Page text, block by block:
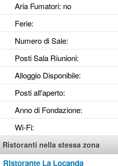
Aria Fumatori: no
Ferie:
Numero di Sale:
Posti Sala Riunioni:
Alloggio Disponibile:
Posti all'aperto:
Anno di Fondazione:
Wi-Fi:
Ristoranti nella stessa zona
Ristorante La Locanda